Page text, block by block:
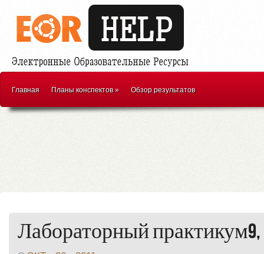
Главная Планы конспектов» Обзор результатов
Лабораторный практикум9,